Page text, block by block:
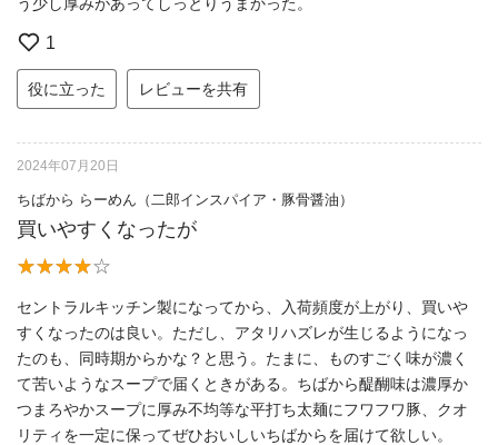
1
役に立った レビューを共有
2024年07月20日
ちばから らーめん（二郎インスパイア・豚骨醤油）
買いやすくなったが
セントラルキッチン製になってから、入荷頻度が上がり、買いや
すくなったのは良い。ただし、アタリハズレが生じるようになっ
たのも、同時期からかな？と思う。たまに、ものすごく味が濃く
て苦いようなスープで届くときがある。ちばから醍醐味は濃厚か
つまろやかスープに厚み不均等な平打ち太麺にフワフワ豚、クオ
リティを一定に保ってぜひおいしいちばからを届けて欲しい。